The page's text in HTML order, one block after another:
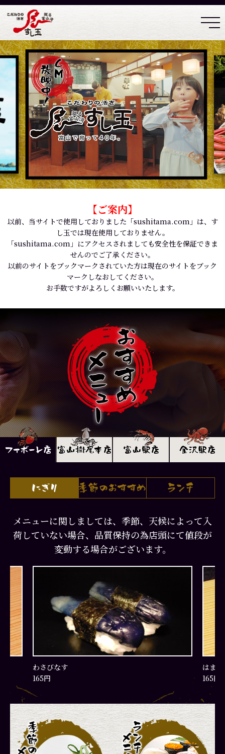
【ご案内】
以前、当サイトで使用しておりました「sushitama.com」は、す
し玉では現在使用しておりません。
「sushitama.com」にアクセスされましても安全性を保証できま
せんのでご了承ください。
以前のサイトをブックマークされていた方は現在のサイトをブック
マークしなおしてください。
お手数ですがよろしくお願いいたします。
メニューに関しましては、季節、天候によって入
荷していない場合、品質保持の為店頭にて値段が
変動する場合がございます。
わさびなす
165円
はまち
165円